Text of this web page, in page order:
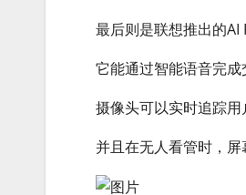
最后则是联想推出的AI
它能通过智能语音完成
摄像头可以实时追踪用
并且在无人看管时，屏